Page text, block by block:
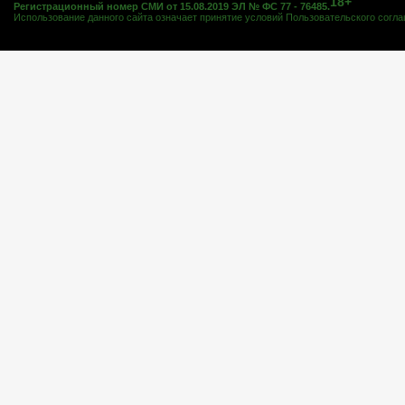
Регистрационный номер СМИ от 15.08.2019 ЭЛ № ФС 77 - 76485.
Использование данного сайта означает принятие условий Пользовательского